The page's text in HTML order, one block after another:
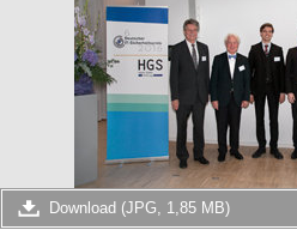
Download (JPG, 1,85 MB)